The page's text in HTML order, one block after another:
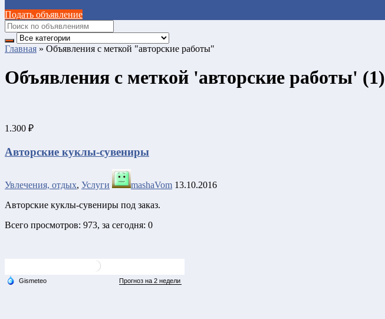
Подать объявление
Главная » Объявления с меткой "авторские работы"
Объявления с меткой 'авторские работы' (1)
1.300 ₽
Авторские куклы-сувениры
Увлечения, отдых, Услуги mashaVom 13.10.2016
Авторские куклы-сувениры под заказ.
Всего просмотров: 973, за сегодня: 0